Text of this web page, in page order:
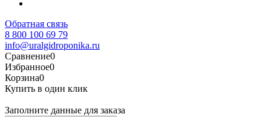
Обратная связь
8 800 100 69 79
info@uralgidroponika.ru
Сравнение0
Избранное0
Корзина0
Купить в один клик
Заполните данные для заказа